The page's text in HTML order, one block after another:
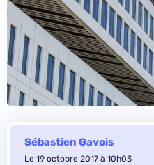
Sébastien Gavois
Le 19 octobre 2017 à 10h03